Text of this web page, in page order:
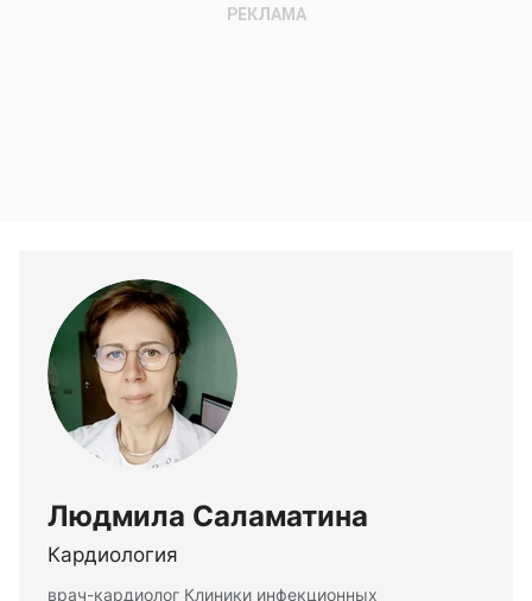
Людмила Саламатина
Кардиология
врач-кардиолог Клиники инфекционных